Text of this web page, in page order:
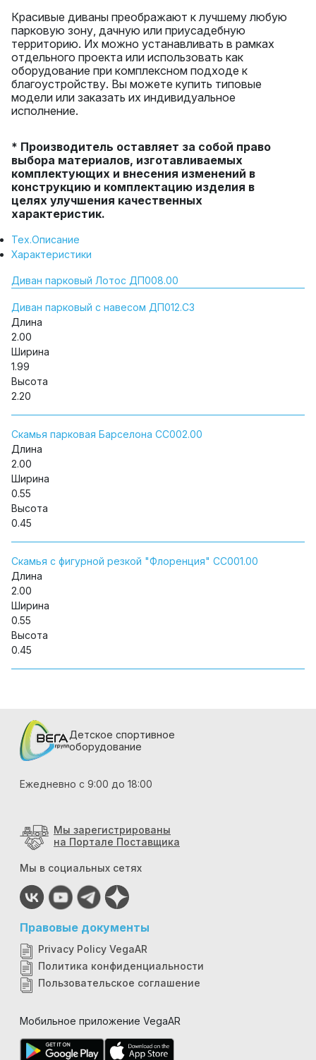
Красивые диваны преображают к лучшему любую
парковую зону, дачную или приусадебную
территорию. Их можно устанавливать в рамках
отдельного проекта или использовать как
оборудование при комплексном подходе к
благоустройству. Вы можете купить типовые
модели или заказать их индивидуальное
исполнение.
* Производитель оставляет за собой право
выбора материалов, изготавливаемых
комплектующих и внесения изменений в
конструкцию и комплектацию изделия в
целях улучшения качественных
характеристик.
Тех.Описание
Характеристики
Диван парковый Лотос ДП008.00
Диван парковый с навесом ДП012.СЗ
Длина
2.00
Ширина
1.99
Высота
2.20
Скамья парковая Барселона СС002.00
Длина
2.00
Ширина
0.55
Высота
0.45
Скамья с фигурной резкой "Флоренция" СС001.00
Длина
2.00
Ширина
0.55
Высота
0.45
Детское спортивное
оборудование
Ежедневно с 9:00 до 18:00
Мы зарегистрированы
на Портале Поставщика
Мы в социальных сетях
Правовые документы
Privacy Policy VegaAR
Политика конфиденциальности
Пользовательское соглашение
Мобильное приложение VegaAR